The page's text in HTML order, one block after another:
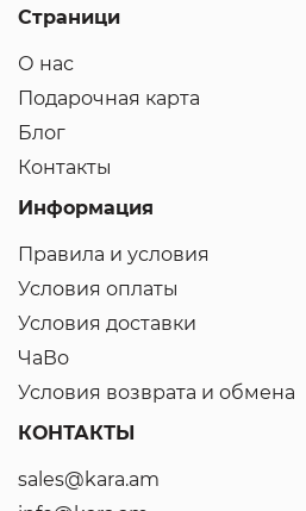
Страници
О нас
Подарочная карта
Блог
Контакты
Информация
Правила и условия
Условия оплаты
Условия доставки
ЧаВо
Условия возврата и обмена
КОНТАКТЫ
sales@kara.am